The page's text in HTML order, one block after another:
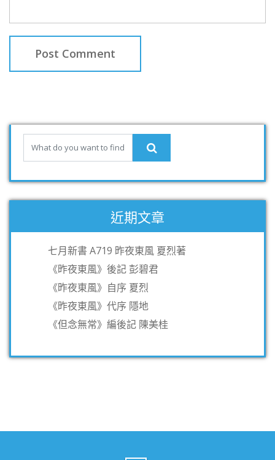
近期文章
七月新書 A719 昨夜東風 夏烈著
《昨夜東風》後記 彭碧君
《昨夜東風》自序 夏烈
《昨夜東風》代序 隱地
《但念無常》編後記 陳美桂